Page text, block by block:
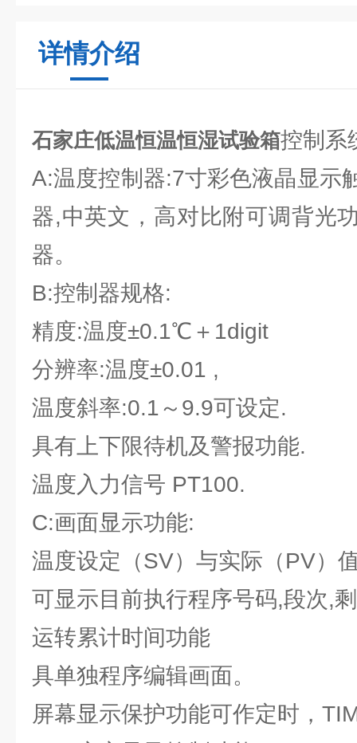
详情介绍
石家庄低温恒温恒湿试验箱控制系
A:温度控制器:7寸彩色液晶显示
器,中英文，高对比附可调背光
器。
B:控制器规格:
精度:温度±0.1℃＋1digit
分辨率:温度±0.01 ,
温度斜率:0.1～9.9可设定.
具有上下限待机及警报功能.
温度入力信号 PT100.
C:画面显示功能:
温度设定（SV）与实际（PV）
可显示目前执行程序号码,段次,
运转累计时间功能
具单独程序编辑画面。
屏幕显示保护功能可作定时，